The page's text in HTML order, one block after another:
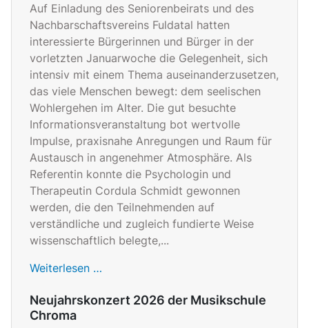
Auf Einladung des Seniorenbeirats und des
Nachbarschaftsvereins Fuldatal hatten
interessierte Bürgerinnen und Bürger in der
vorletzten Januarwoche die Gelegenheit, sich
intensiv mit einem Thema auseinanderzusetzen,
das viele Menschen bewegt: dem seelischen
Wohlergehen im Alter. Die gut besuchte
Informationsveranstaltung bot wertvolle
Impulse, praxisnahe Anregungen und Raum für
Austausch in angenehmer Atmosphäre. Als
Referentin konnte die Psychologin und
Therapeutin Cordula Schmidt gewonnen
werden, die den Teilnehmenden auf
verständliche und zugleich fundierte Weise
wissenschaftlich belegte,...
Weiterlesen …
Neujahrskonzert 2026 der Musikschule
Chroma